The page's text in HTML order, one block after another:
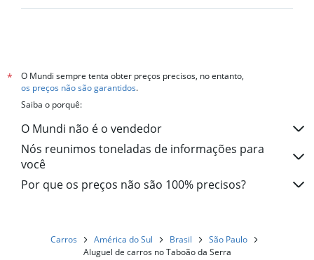
*
O Mundi sempre tenta obter preços precisos, no entanto,
os preços não são garantidos.
Saiba o porquê:
O Mundi não é o vendedor
Nós reunimos toneladas de informações para
você
Por que os preços não são 100% precisos?
Carros América do Sul Brasil
São Paulo
Aluguel de carros no Taboão da Serra